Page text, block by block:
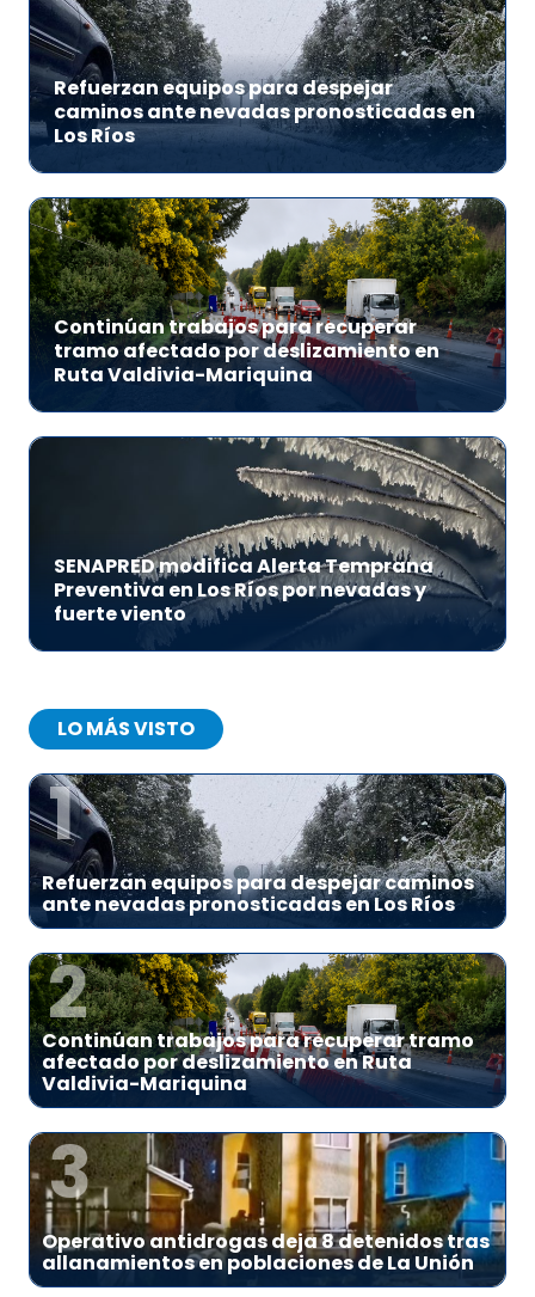
Refuerzan equipos para despejar
caminos ante nevadas pronosticadas en
Los Ríos
Continúan trabajos para recuperar
tramo afectado por deslizamiento en
Ruta Valdivia-Mariquina
SENAPRED modifica Alerta Temprana
Preventiva en Los Ríos por nevadas y
fuerte viento
LO MÁS VISTO
1
Refuerzan equipos para despejar caminos
ante nevadas pronosticadas en Los Ríos
2
Continúan trabajos para recuperar tramo
afectado por deslizamiento en Ruta
Valdivia-Mariquina
3
Operativo antidrogas deja 8 detenidos tras
allanamientos en poblaciones de La Unión